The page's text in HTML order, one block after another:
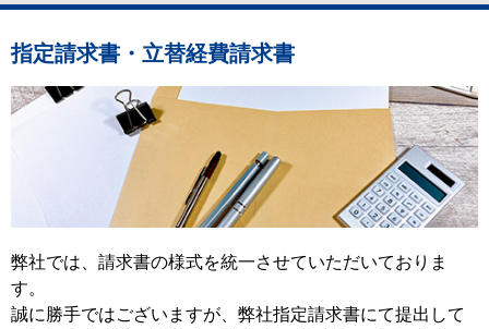
指定請求書・立替経費請求書
弊社では、請求書の様式を統一させていただいておりま
す。
誠に勝手ではございますが、弊社指定請求書にて提出して